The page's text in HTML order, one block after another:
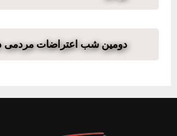
دومین شب اعتراضات مردمی